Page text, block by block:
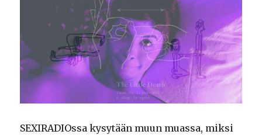
SEXIRADIOssa kysytään muun muassa, miksi